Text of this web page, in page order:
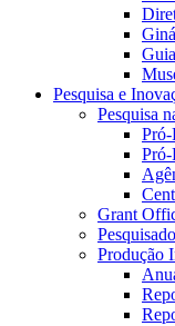
Pesquisa e
Pesquisa
Pró-
Pró-
Grant
Produção